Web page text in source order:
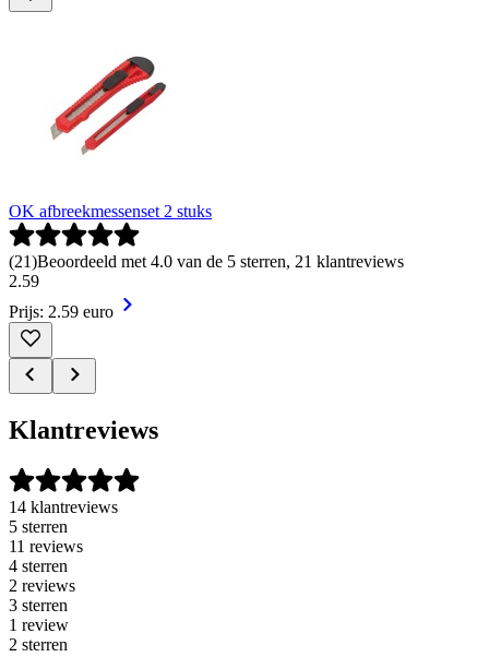
OK afbreekmessenset 2 stuks
(21)Beoordeeld met 4.0 van de 5 sterren, 21 klantreviews
2.59
Prijs: 2.59 euro
Klantreviews
14 klantreviews
5 sterren
11 reviews
4 sterren
2 reviews
3 sterren
1 review
2 sterren